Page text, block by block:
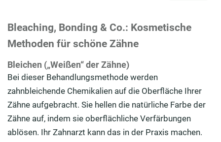
Veneer und Laminaten: Zahnabdeckungen für eine
Bleaching, Bonding & Co.: Kosmetische
Methoden für schöne Zähne
Bleichen („Weißen“ der Zähne)
Bei dieser Behandlungsmethode werden
zahnbleichende Chemikalien auf die Oberfläche Ihrer
Zähne aufgebracht. Sie hellen die natürliche Farbe der
Zähne auf, indem sie oberflächliche Verfärbungen
ablösen. Ihr Zahnarzt kann das in der Praxis machen.